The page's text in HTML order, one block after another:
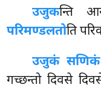
उजुकन्ति
परिमण्डलतोति
उजुकं सणिकं
गच्छन्तो दिवसे